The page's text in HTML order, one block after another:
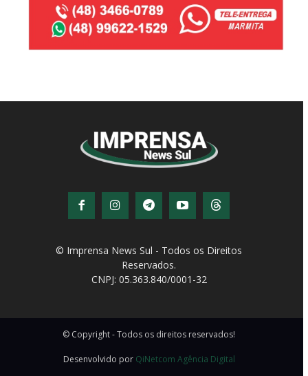
© Imprensa News Sul - Todos os Direitos
Reservados.
CNPJ: 05.363.840/0001-32
© Copyright - Todos os direitos reservados!
Desenvolvido por QiNetcom Agência Digital